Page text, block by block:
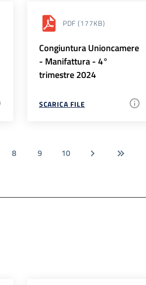
PDF (177KB)
Congiuntura Unioncamere
- Manifattura - 4°
trimestre 2024
SCARICA FILE
8 9 10